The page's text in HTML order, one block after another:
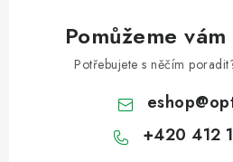
Pomůžeme
Potřebujete s něčím
eshop@
+420 412